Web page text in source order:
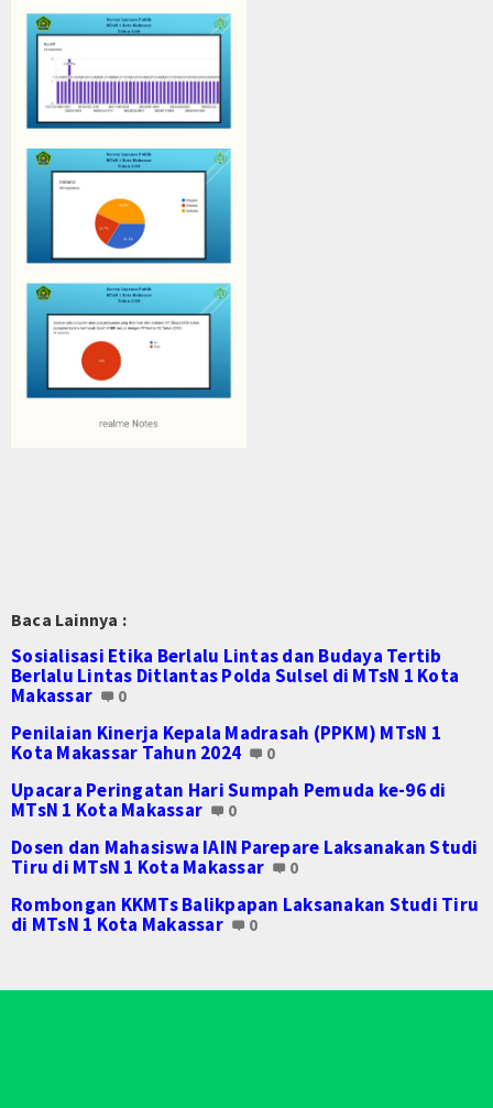
Kampanye ZI
Adiwiyata
Tim Adiwiyata
Gallery Adiwiyata
Baca Lainnya :
Sosialisasi Etika Berlalu Lintas dan Budaya Tertib
Berlalu Lintas Ditlantas Polda Sulsel di MTsN 1 Kota
Makassar
0
Penilaian Kinerja Kepala Madrasah (PPKM) MTsN 1
Kota Makassar Tahun 2024
0
Upacara Peringatan Hari Sumpah Pemuda ke-96 di
MTsN 1 Kota Makassar
0
Dosen dan Mahasiswa IAIN Parepare Laksanakan Studi
Tiru di MTsN 1 Kota Makassar
0
Rombongan KKMTs Balikpapan Laksanakan Studi Tiru
di MTsN 1 Kota Makassar
0